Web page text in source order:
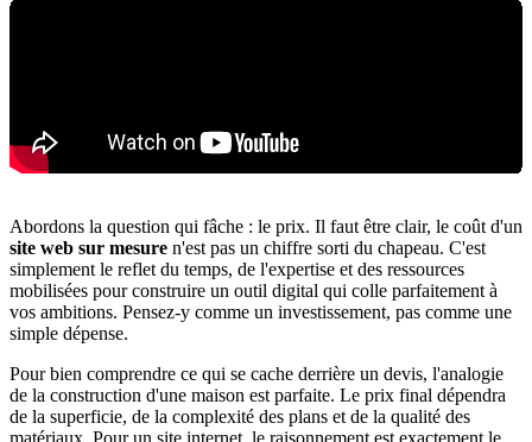
Abordons la question qui fâche : le prix. Il faut être clair, le coût d'un
site web sur mesure n'est pas un chiffre sorti du chapeau. C'est
simplement le reflet du temps, de l'expertise et des ressources
mobilisées pour construire un outil digital qui colle parfaitement à
vos ambitions. Pensez-y comme un investissement, pas comme une
simple dépense.
Pour bien comprendre ce qui se cache derrière un devis, l'analogie
de la construction d'une maison est parfaite. Le prix final dépendra
de la superficie, de la complexité des plans et de la qualité des